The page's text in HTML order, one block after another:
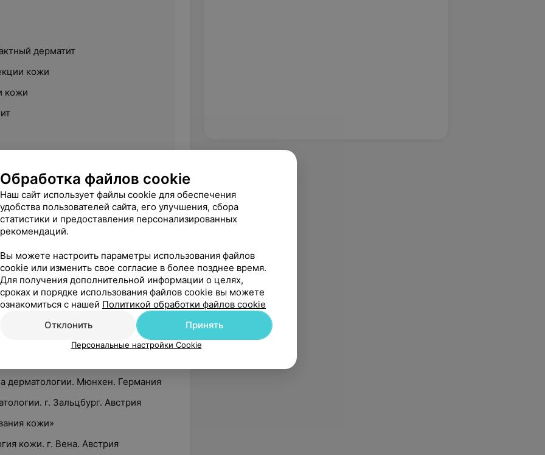
дерматит
кожи
кожи
ордена Дружбы народов
в дерматовенерологии»
в медицинской и
половым путем»
дерматологии. Мюнхен. Германия
г. Зальцбург. Австрия
кожи»
кожи. г. Вена. Австрия
Обработка файлов cookie
Наш сайт использует файлы cookie для обеспечения
удобства пользователей сайта, его улучшения, сбора
статистики и предоставления персонализированных
рекомендаций.
Вы можете настроить параметры использования файлов
cookie или изменить свое согласие в более позднее время.
Для получения дополнительной информации о целях,
сроках и порядке использования файлов cookie вы можете
ознакомиться с нашей Политикой обработки файлов cookie
Отклонить
Принять
Персональные настройки Cookie